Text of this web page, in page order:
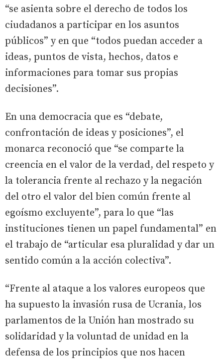
“se asienta sobre el derecho de todos los
ciudadanos a participar en los asuntos
públicos” y en que “todos puedan acceder a
ideas, puntos de vista, hechos, datos e
informaciones para tomar sus propias
decisiones”.
En una democracia que es “debate,
confrontación de ideas y posiciones”, el
monarca reconoció que “se comparte la
creencia en el valor de la verdad, del respeto y
la tolerancia frente al rechazo y la negación
del otro el valor del bien común frente al
egoísmo excluyente”, para lo que “las
instituciones tienen un papel fundamental” en
el trabajo de “articular esa pluralidad y dar un
sentido común a la acción colectiva”.
“Frente al ataque a los valores europeos que
ha supuesto la invasión rusa de Ucrania, los
parlamentos de la Unión han mostrado su
solidaridad y la voluntad de unidad en la
defensa de los principios que nos hacen